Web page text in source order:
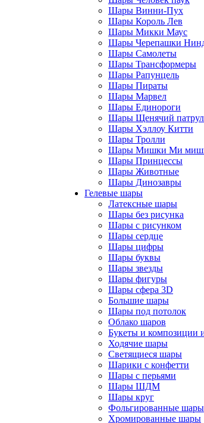
Шары Винни-Пух
Шары Король Лев
Шары Микки Маус
Шары Черепашки
Шары Самолеты
Шары Трансформеры
Шары Рапунцель
Шары Пираты
Шары Марвел
Шары Единороги
Шары Щенячий
Шары Хэллоу Китти
Шары Тролли
Шары Мишки Ми
Шары Принцессы
Шары Животные
Шары Динозавры
Гелевые шары
Латексные шары
Шары без рисунка
Шары с рисунком
Шары сердце
Шары цифры
Шары буквы
Шары звезды
Шары фигуры
Шары сфера 3D
Большие шары
Шары под потолок
Облако шаров
Букеты и композиции
Ходячие шары
Светящиеся шары
Шарики с конфетти
Шары с перьями
Шары ШДМ
Шары круг
Фольгированные шары
Хромированные шары